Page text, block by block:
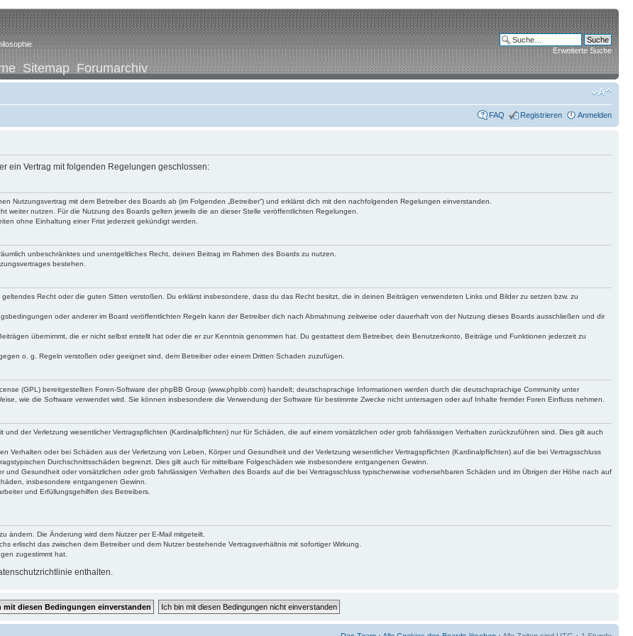
Sitemap Forumarchiv
Erweiterte Suche
FAQ Registrieren Anmelden
ein Vertrag mit folgenden Regelungen geschlossen:
Nutzungsvertrag mit dem Betreiber des Boards ab (im Folgenden „Betreiber“) und erklärst dich mit den nachfolgenden Regelungen einverstanden.
nutzen. Für die Nutzung des Boards gelten jeweils die an dieser Stelle veröffentlichten Regelungen.
ohne Einhaltung einer Frist jederzeit gekündigt werden.
unbeschränktes und unentgeltliches Recht, deinen Beitrag im Rahmen des Boards zu nutzen.
bestehen.
Recht oder die guten Sitten verstoßen. Du erklärst insbesondere, dass du das Recht besitzt, die in deinen Beiträgen verwendeten Links und Bilder zu setzen bzw. zu
oder anderer im Board veröffentlichten Regeln kann der Betreiber dich nach Abmahnung zeitweise oder dauerhaft von der Nutzung dieses Boards ausschließen und dir
übernimmt, die er nicht selbst erstellt hat oder die er zur Kenntnis genommen hat. Du gestattest dem Betreiber, dein Benutzerkonto, Beiträge und Funktionen jederzeit zu
o. g. Regeln verstoßen oder geeignet sind, dem Betreiber oder einem Dritten Schaden zuzufügen.
(GPL) bereitgestellten Foren-Software der phpBB Group (www.phpbb.com) handelt; deutschsprachige Informationen werden durch die deutschsprachige Community unter
wie die Software verwendet wird. Sie können insbesondere die Verwendung der Software für bestimmte Zwecke nicht untersagen oder auf Inhalte fremder Foren Einfluss nehmen.
der Verletzung wesentlicher Vertragspflichten (Kardinalpflichten) nur für Schäden, die auf einem vorsätzlichen oder grob fahrlässigen Verhalten zurückzuführen sind. Dies gilt auch
Verhalten oder bei Schäden aus der Verletzung von Leben, Körper und Gesundheit und der Verletzung wesentlicher Vertragspflichten (Kardinalpflichten) auf die bei Vertragsschluss
Durchschnittsschäden begrenzt. Dies gilt auch für mittelbare Folgeschäden wie insbesondere entgangenen Gewinn.
Gesundheit oder vorsätzlichen oder grob fahrlässigen Verhalten des Boards auf die bei Vertragsschluss typischerweise vorhersehbaren Schäden und im Übrigen der Höhe nach auf
insbesondere entgangenen Gewinn.
und Erfüllungsgehilfen des Betreibers.
ändern. Die Änderung wird dem Nutzer per E-Mail mitgeteilt.
erlischt das zwischen dem Betreiber und dem Nutzer bestehende Vertragsverhältnis mit sofortiger Wirkung.
zugestimmt hat.
enthalten.